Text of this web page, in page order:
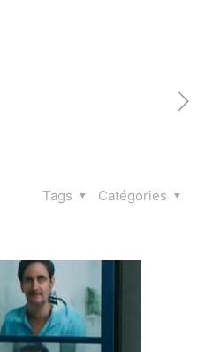
Catégories
Tags